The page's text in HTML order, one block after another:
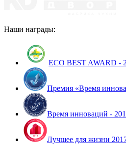
Наши награды:
ECO BEST AWARD -
Премия «Время
Время инноваций -
Лучшее для жизни